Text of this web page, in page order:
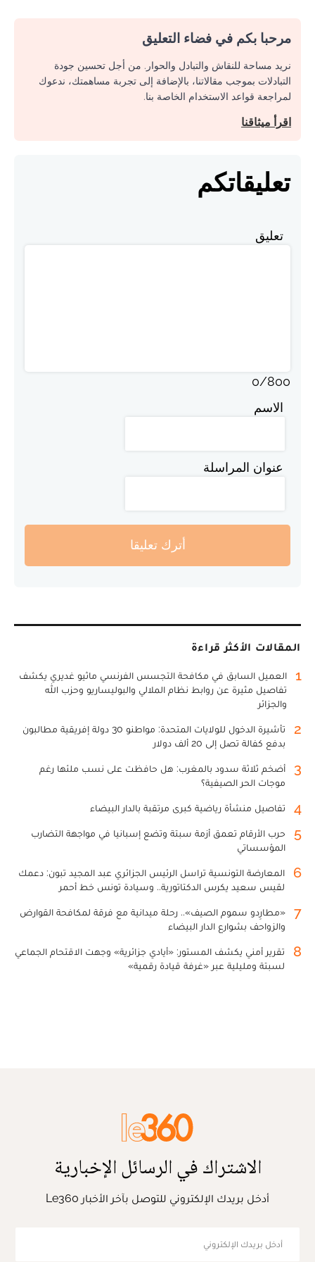
مرحبا بكم في فضاء التعليق
نريد مساحة للنقاش والتبادل والحوار. من أجل تحسين جودة
التبادلات بموجب مقالاتنا، بالإضافة إلى تجربة مساهمتك، ندعوك
لمراجعة قواعد الاستخدام الخاصة بنا.
اقرأ ميثاقنا
تعليقاتكم
تعليق
0/800
الاسم
عنوان المراسلة
أترك تعليقا
المقالات الأكثر قراءة
1
العميل السابق في مكافحة التجسس الفرنسي ماثيو غديري يكشف
تفاصيل مثيرة عن روابط نظام الملالي والبوليساريو وحزب الله
والجزائر
2
تأشيرة الدخول للولايات المتحدة: مواطنو 30 دولة إفريقية مطالبون
بدفع كفالة تصل إلى 20 ألف دولار
3
أضخم ثلاثة سدود بالمغرب: هل حافظت على نسب ملئها رغم
موجات الحر الصيفية؟
4 تفاصيل منشأة رياضية كبرى مرتقبة بالدار البيضاء
5
حرب الأرقام تعمق أزمة سبتة وتضع إسبانيا في مواجهة التضارب
المؤسساتي
6
المعارضة التونسية تراسل الرئيس الجزائري عبد المجيد تبون: دعمك
لقيس سعيد يكرس الدكتاتورية.. وسيادة تونس خط أحمر
7
«مطارِدو سموم الصيف».. رحلة ميدانية مع فرقة لمكافحة القوارض
والزواحف بشوارع الدار البيضاء
8
تقرير أمني يكشف المستور: «أيادي جزائرية» وجهت الاقتحام الجماعي
لسبتة ومليلية عبر «غرفة قيادة رقمية»
الاشتراك في الرسائل الإخبارية
أدخل بريدك الإلكتروني للتوصل بآخر الأخبار Le360